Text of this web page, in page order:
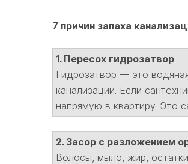
7 причин запаха
1. Пересох гидрозатвор
Гидрозатвор — это
канализации. Если
напрямую в квартиру. Это
2. Засор с разложением
Волосы, мыло, жир,